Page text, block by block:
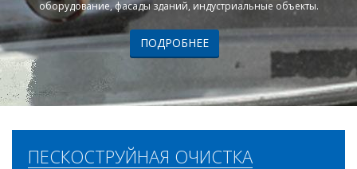
оборудование, фасады зданий, индустриальные объекты.
ПОДРОБНЕЕ
ПЕСКОСТРУЙНАЯ ОЧИСТКА